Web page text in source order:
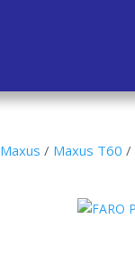
Maxus / Maxus T60 /